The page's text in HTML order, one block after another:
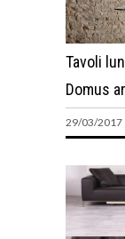
Tavoli
Domus
29/03/2017